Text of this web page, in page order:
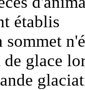
établis
sommet
glace